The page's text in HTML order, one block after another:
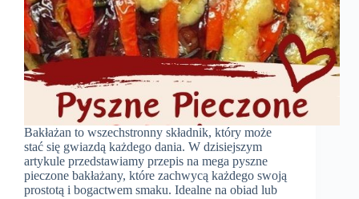
Bakłażan to wszechstronny składnik, który może
stać się gwiazdą każdego dania. W dzisiejszym
artykule przedstawiamy przepis na mega pyszne
pieczone bakłażany, które zachwycą każdego swoją
prostotą i bogactwem smaku. Idealne na obiad lub